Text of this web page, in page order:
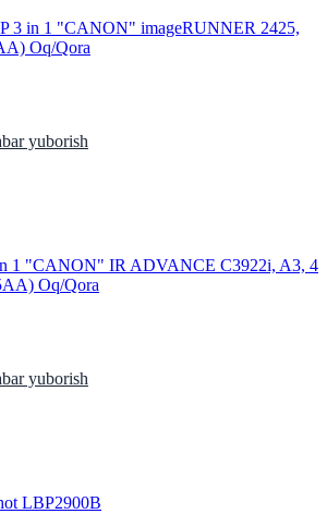
3 in 1 "CANON" imageRUNNER 2425,
Oq/Qora
yuborish
1 "CANON" IR ADVANCE C3922i, A3, 4
Oq/Qora
yuborish
LBP2900B